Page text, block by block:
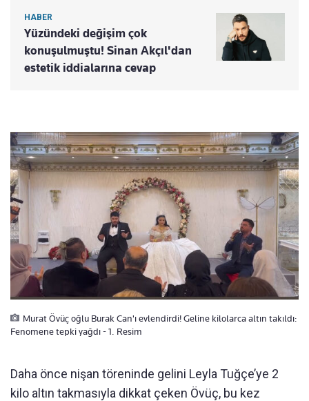
HABER
Yüzündeki değişim çok
konuşulmuştu! Sinan Akçıl'dan
estetik iddialarına cevap
Murat Övüç oğlu Burak Can'ı evlendirdi! Geline kilolarca altın takıldı:
Fenomene tepki yağdı - 1. Resim
Daha önce nişan töreninde gelini Leyla Tuğçe’ye 2
kilo altın takmasıyla dikkat çeken Övüç, bu kez